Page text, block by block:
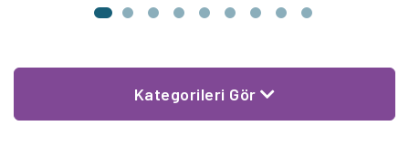
Kategorileri Gör